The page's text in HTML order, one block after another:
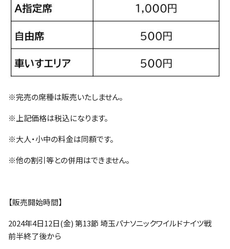
※完売の席種は販売いたしません。
※上記価格は税込になります。
※大人・小中の料金は同額です。
※他の割引等との併用はできません。
【販売開始時間】
2024年4日12日(金) 第13節 埼玉パナソニックワイルドナイツ戦
前半終了後から